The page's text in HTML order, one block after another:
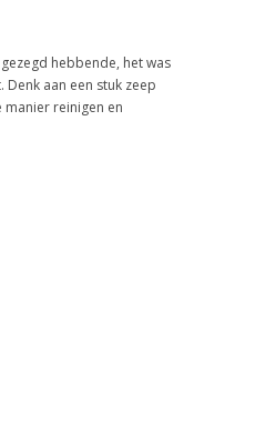
hebbende, het was
aan een stuk zeep
reinigen en